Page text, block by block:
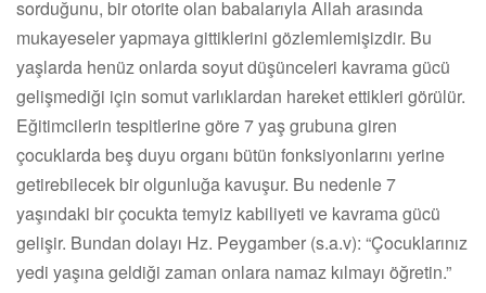
sorduğunu, bir otorite olan babalarıyla Allah arasında
mukayeseler yapmaya gittiklerini gözlemlemişizdir. Bu
yaşlarda henüz onlarda soyut düşünceleri kavrama gücü
gelişmediği için somut varlıklardan hareket ettikleri görülür.
Eğitimcilerin tespitlerine göre 7 yaş grubuna giren
çocuklarda beş duyu organı bütün fonksiyonlarını yerine
getirebilecek bir olgunluğa kavuşur. Bu nedenle 7
yaşındaki bir çocukta temyiz kabiliyeti ve kavrama gücü
gelişir. Bundan dolayı Hz. Peygamber (s.a.v): “Çocuklarınız
yedi yaşına geldiği zaman onlara namaz kılmayı öğretin.”